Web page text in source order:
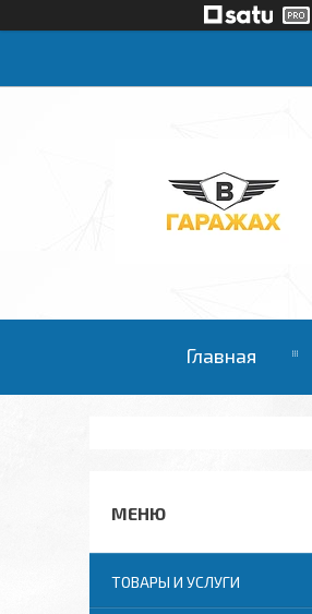
Главная
ТОВАРЫ И УСЛУГИ